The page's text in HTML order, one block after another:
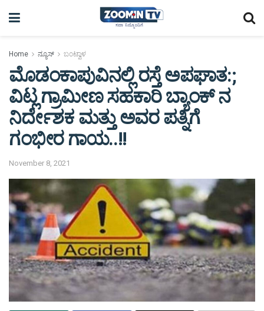
Home ನ್ಯೂಸ್ ಬಂಟ್ವಾಳ
ಮೊಡಂಕಾಪುವಿನಲ್ಲಿ ರಸ್ತೆ ಅಪಘಾತ:;
ವಿಟ್ಲ ಗ್ರಾಮೀಣ ಸಹಕಾರಿ ಬ್ಯಾಂಕ್ ನ
ನಿರ್ದೇಶಕ ಮತ್ತು ಅವರ ಪತ್ನಿಗೆ
ಗಂಭೀರ ಗಾಯ..!!
November 8, 2021